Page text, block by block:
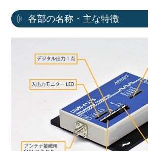
各部の名称・主な特徴